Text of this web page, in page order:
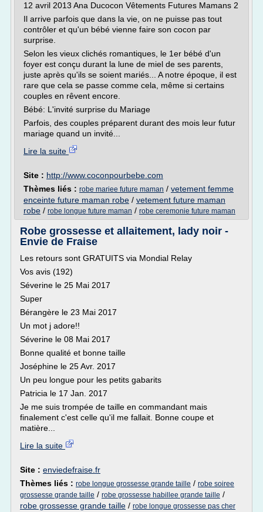
12 avril 2013 Ana Ducocon Vêtements Futures Mamans 2
Il arrive parfois que dans la vie, on ne puisse pas tout
contrôler et qu'un bébé vienne faire son cocon par
surprise.
Selon les vieux clichés romantiques, le 1er bébé d'un
foyer est conçu durant la lune de miel de ses parents,
juste après qu'ils se soient mariés... A notre époque, il est
rare que cela se passe comme cela, même si certains
couples en rêvent encore.
Bébé: L'invité surprise du Mariage
Parfois, des couples préparent durant des mois leur futur
mariage quand un invité...
Lire la suite
Site : http://www.coconpourbebe.com
Thèmes liés : robe mariee future maman / vetement femme
enceinte future maman robe / vetement future maman
robe / robe longue future maman / robe ceremonie future maman
Robe grossesse et allaitement, lady noir -
Envie de Fraise
Les retours sont GRATUITS via Mondial Relay
Vos avis (192)
Séverine le 25 Mai 2017
Super
Bérangère le 23 Mai 2017
Un mot j adore!!
Séverine le 08 Mai 2017
Bonne qualité et bonne taille
Joséphine le 25 Avr. 2017
Un peu longue pour les petits gabarits
Patricia le 17 Jan. 2017
Je me suis trompée de taille en commandant mais
finalement c'est celle qu'il me fallait. Bonne coupe et
matière...
Lire la suite
Site : enviedefraise.fr
Thèmes liés : robe longue grossesse grande taille / robe soiree
grossesse grande taille / robe grossesse habillee grande taille /
robe grossesse grande taille / robe longue grossesse pas cher